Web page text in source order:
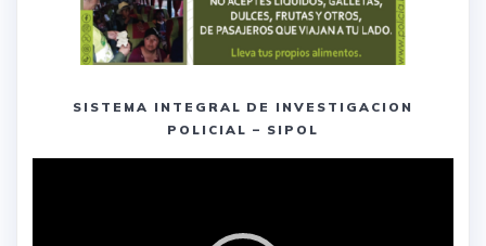
SISTEMA INTEGRAL DE INVESTIGACION
POLICIAL – SIPOL